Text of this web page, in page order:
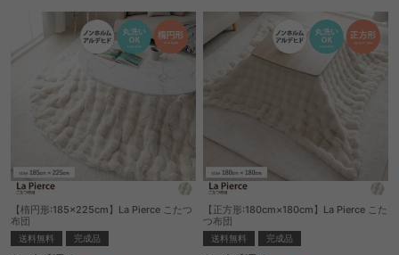
【楕円形:185×225cm】La Pierce こたつ
布団
送料無料
完成品
【正方形:180cm×180cm】La Pierce こた
つ布団
送料無料
完成品